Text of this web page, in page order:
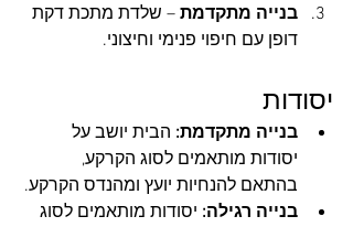
בנייה מתקדמת – שלדת מתכת דקת
דופן עם חיפוי פנימי וחיצוני.
יסודות
בנייה מתקדמת: הבית יושב על
יסודות מותאמים לסוג הקרקע,
בהתאם להנחיות יועץ ומהנדס הקרקע.
בנייה רגילה: יסודות מותאמים לסוג